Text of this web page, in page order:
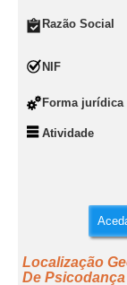
Razão Social
NIF
Forma jurídica
Atividade
Localização
De